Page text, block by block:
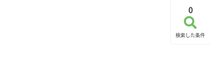
0
検索した条件